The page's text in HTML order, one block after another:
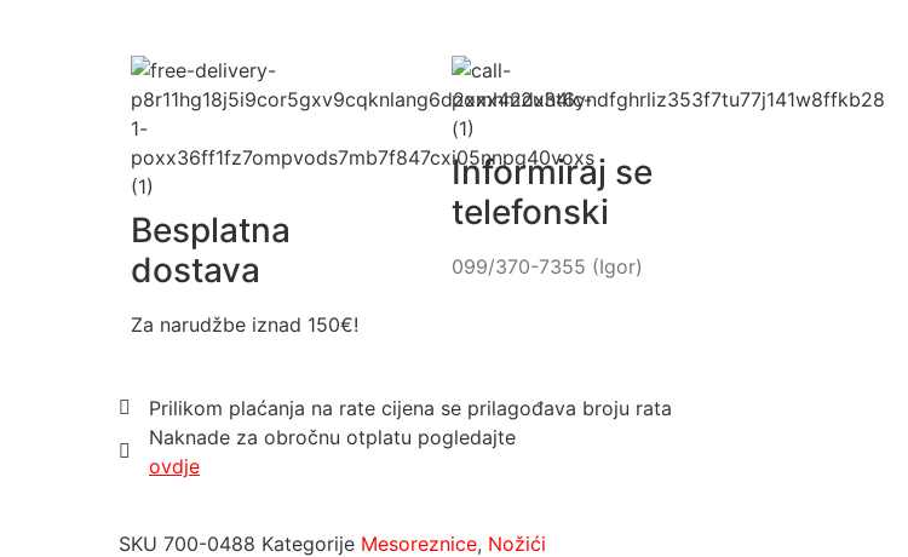
Besplatna
dostava
Za narudžbe iznad 150€!
Informiraj se
telefonski
099/370-7355 (Igor)
Prilikom plaćanja na rate cijena se prilagođava broju rata
Naknade za obročnu otplatu pogledajte
ovdje
SKU 700-0488 Kategorije Mesoreznice, Nožići